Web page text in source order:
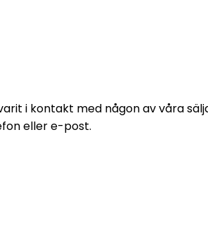
i kontakt med någon av våra
eller e-post.